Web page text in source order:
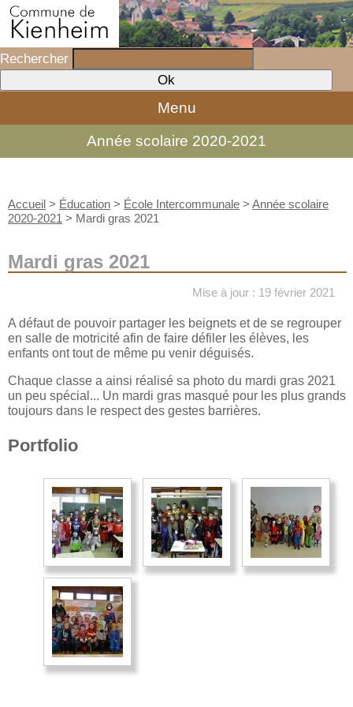
Rechercher
Menu
Année scolaire 2020-2021
Accueil > Éducation > École Intercommunale > Année scolaire
2020-2021 > Mardi gras 2021
Mardi gras 2021
Mise à jour : 19 février 2021
A défaut de pouvoir partager les beignets et de se regrouper
en salle de motricité afin de faire défiler les élèves, les
enfants ont tout de même pu venir déguisés.
Chaque classe a ainsi réalisé sa photo du mardi gras 2021
un peu spécial... Un mardi gras masqué pour les plus grands
toujours dans le respect des gestes barrières.
Portfolio